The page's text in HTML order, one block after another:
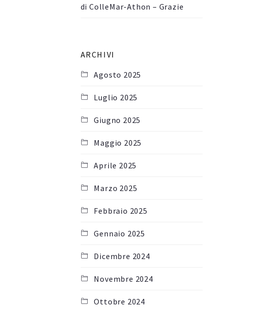
di ColleMar-Athon – Grazie
ARCHIVI
Agosto 2025
Luglio 2025
Giugno 2025
Maggio 2025
Aprile 2025
Marzo 2025
Febbraio 2025
Gennaio 2025
Dicembre 2024
Novembre 2024
Ottobre 2024